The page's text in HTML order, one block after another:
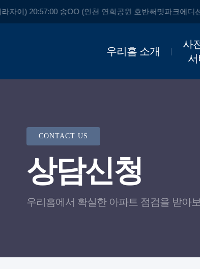
20:57:00 송OO (인천 연희공원 호반써밋파크에디션)
우리홈 소개
사
CONTACT US
상담신청
우리홈에서 확실한 아파트 점검을 받아